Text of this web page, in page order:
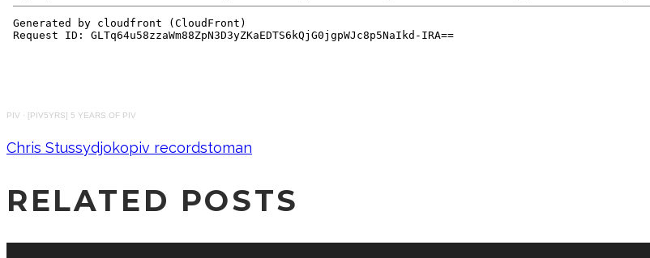
PIV · [PIV5YRS] 5 YEARS OF PIV
Chris Stussydjokopiv recordstoman
RELATED POSTS